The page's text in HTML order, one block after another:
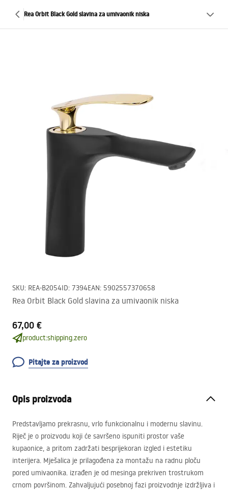
Rea Orbit Black Gold slavina za umivaonik niska
SKU: REA-B2054ID: 7394EAN: 5902557370658
Rea Orbit Black Gold slavina za umivaonik niska
67,00 €
product:shipping.zero
Pitajte za proizvod
Opis proizvoda
Predstavljamo prekrasnu, vrlo funkcionalnu i modernu slavinu.
Riječ je o proizvodu koji će savršeno ispuniti prostor vaše
kupaonice, a pritom zadržati besprijekoran izgled i estetiku
interijera. Mješalica je prilagođena za montažu na radnu ploču
pored umivaonika. izrađen je od mesinga prekriven trostrukom
crnom površinom. Zahvaljujući posebnoj fazi proizvodnje izdržljiva i